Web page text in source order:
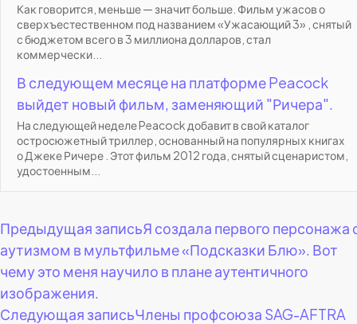
Как говорится, меньше — значит больше. Фильм ужасов о
сверхъестественном под названием «Ужасающий 3» , снятый
с бюджетом всего в 3 миллиона долларов, стал
коммерчески...
В следующем месяце на платформе Peacock
выйдет новый фильм, заменяющий "Ричера".
На следующей неделе Peacock добавит в свой каталог
остросюжетный триллер, основанный на популярных книгах
о Джеке Ричере . Этот фильм 2012 года, снятый сценаристом,
удостоенным...
Навигация
по
записям
Предыдущая записьЯ создала первого персонажа
аутизмом в мультфильме «Подсказки Блю». Вот
чему это меня научило в плане аутентичного
изображения.
Следующая записьЧлены профсоюза SAG-AFTRA